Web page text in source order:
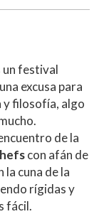
un festival
excusa para
y filosofía, algo
de la
con afán de
la cuna de la
rígidas y
fácil.